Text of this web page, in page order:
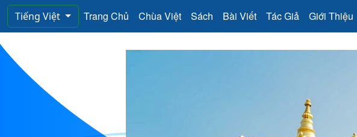
Tiếng Việt Trang Chủ Chùa Việt Sách Bài Viết Tác Giả Giới Thiệu